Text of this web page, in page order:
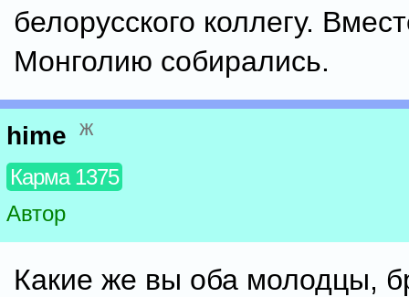
белорусского коллегу.
Монголию собирались.
hime ж
Карма 1375
Автор
Какие же вы оба молодцы,